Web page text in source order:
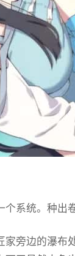
系统。种出
旁边的瀑